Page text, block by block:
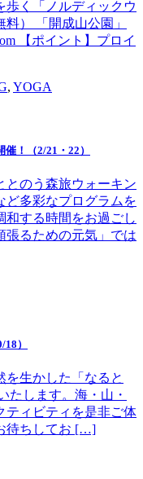
歩く「ノルディックウ
） 「開成山公園」
【ポイント】プロイ
, YOGA
！（2/21・22）
とのう森旅ウォーキン
ど多彩なプログラムを
和する時間をお過ごし
張るための元気」では
）
を生かした「なると
たします。海・山・
ティビティを是非ご体
待ちしてお […]